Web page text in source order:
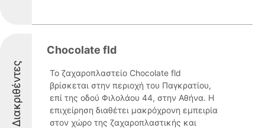
Διακριθέντες
Chocolate fld
Το ζαχαροπλαστείο Chocolate fld
βρίσκεται στην περιοχή του Παγκρατίου,
επί της οδού Φιλολάου 44, στην Αθήνα. Η
επιχείρηση διαθέτει μακρόχρονη εμπειρία
στον χώρο της ζαχαροπλαστικής και